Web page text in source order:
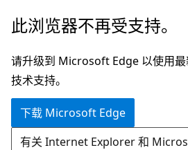
跳
主
要
内
此浏览器不再受支持。
请升级到 Microsoft Edge 以使用
技术支持。
下载 Microsoft Edge
有关 Internet Explorer 和